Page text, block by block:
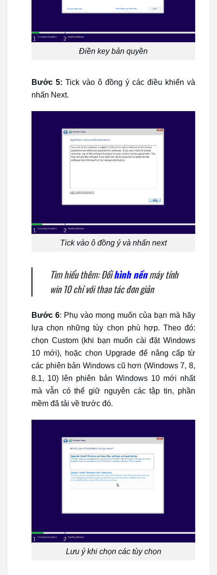
Điền key bản quyền
Bước 5: Tick vào ô đồng ý các điều khiển và
nhấn Next.
Tick vào ô đồng ý và nhấn next
Tìm hiểu thêm: Đổihình nềnmáy tính
win 10 chỉ với thao tác đơn giản
Bước 6: Phụ vào mong muốn của bạn mà hãy
lựa chọn những tùy chọn phù hợp. Theo đó:
chọn Custom (khi bạn muốn cài đặt Windows
10 mới), hoặc chọn Upgrade để nâng cấp từ
các phiên bản Windows cũ hơn (Windows 7, 8,
8.1, 10) lên phiên bản Windows 10 mới nhất
mà vẫn có thể giữ nguyên các tập tin, phần
mềm đã tải về trước đó.
Lưu ý khi chọn các tùy chọn